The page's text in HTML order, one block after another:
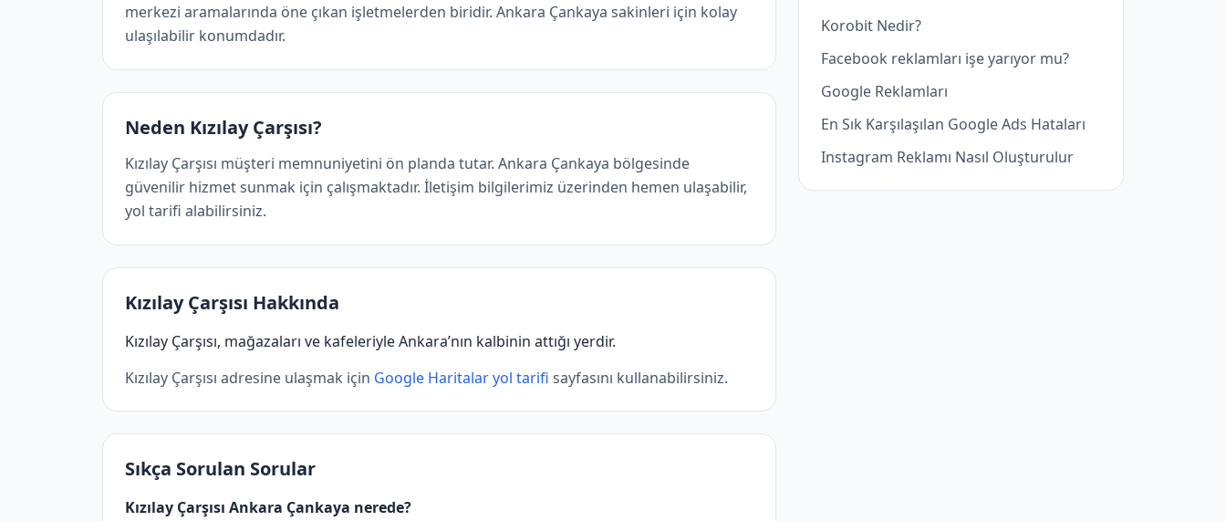
merkezi aramalarında öne çıkan işletmelerden biridir. Ankara Çankaya sakinleri için kolay
ulaşılabilir konumdadır.
Neden Kızılay Çarşısı?
Kızılay Çarşısı müşteri memnuniyetini ön planda tutar. Ankara Çankaya bölgesinde
güvenilir hizmet sunmak için çalışmaktadır. İletişim bilgilerimiz üzerinden hemen ulaşabilir,
yol tarifi alabilirsiniz.
Kızılay Çarşısı Hakkında
Kızılay Çarşısı, mağazaları ve kafeleriyle Ankara’nın kalbinin attığı yerdir.
Kızılay Çarşısı adresine ulaşmak için Google Haritalar yol tarifi sayfasını kullanabilirsiniz.
Sıkça Sorulan Sorular
Kızılay Çarşısı Ankara Çankaya nerede?
Korobit Nedir?
Facebook reklamları işe yarıyor mu?
Google Reklamları
En Sık Karşılaşılan Google Ads Hataları
Instagram Reklamı Nasıl Oluşturulur